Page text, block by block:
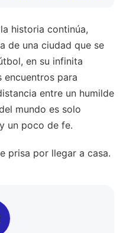
historia continúa,
de una ciudad que se
en su infinita
encuentros para
entre un humilde
mundo es solo
un poco de fe.
prisa por llegar a casa.